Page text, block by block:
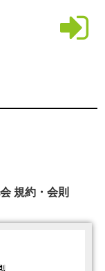
規約・会則